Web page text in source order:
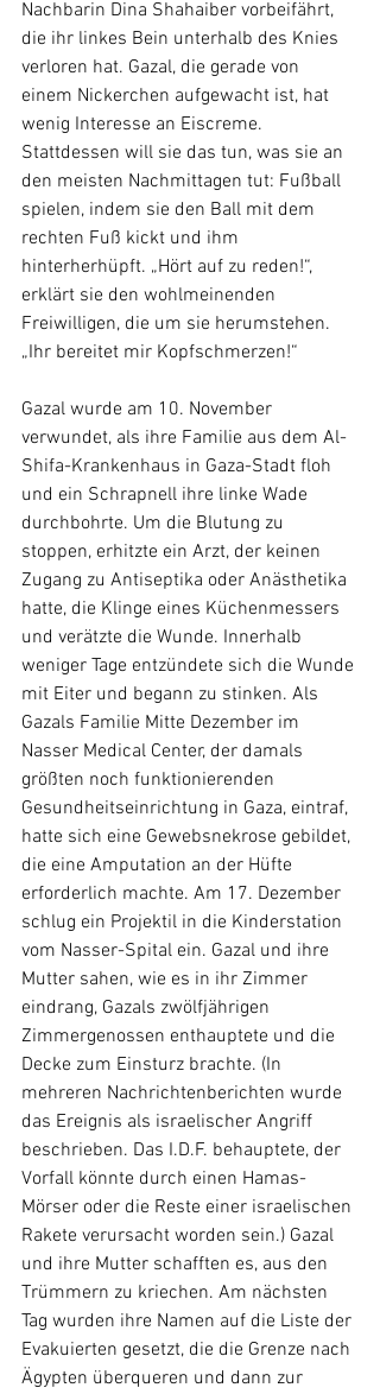
Nachbarin Dina Shahaiber vorbeifährt,
die ihr linkes Bein unterhalb des Knies
verloren hat. Gazal, die gerade von
einem Nickerchen aufgewacht ist, hat
wenig Interesse an Eiscreme.
Stattdessen will sie das tun, was sie an
den meisten Nachmittagen tut: Fußball
spielen, indem sie den Ball mit dem
rechten Fuß kickt und ihm
hinterherhüpft. „Hört auf zu reden!“,
erklärt sie den wohlmeinenden
Freiwilligen, die um sie herumstehen.
„Ihr bereitet mir Kopfschmerzen!“
Gazal wurde am 10. November
verwundet, als ihre Familie aus dem Al-
Shifa-Krankenhaus in Gaza-Stadt floh
und ein Schrapnell ihre linke Wade
durchbohrte. Um die Blutung zu
stoppen, erhitzte ein Arzt, der keinen
Zugang zu Antiseptika oder Anästhetika
hatte, die Klinge eines Küchenmessers
und verätzte die Wunde. Innerhalb
weniger Tage entzündete sich die Wunde
mit Eiter und begann zu stinken. Als
Gazals Familie Mitte Dezember im
Nasser Medical Center, der damals
größten noch funktionierenden
Gesundheitseinrichtung in Gaza, eintraf,
hatte sich eine Gewebsnekrose gebildet,
die eine Amputation an der Hüfte
erforderlich machte. Am 17. Dezember
schlug ein Projektil in die Kinderstation
vom Nasser-Spital ein. Gazal und ihre
Mutter sahen, wie es in ihr Zimmer
eindrang, Gazals zwölfjährigen
Zimmergenossen enthauptete und die
Decke zum Einsturz brachte. (In
mehreren Nachrichtenberichten wurde
das Ereignis als israelischer Angriff
beschrieben. Das I.D.F. behauptete, der
Vorfall könnte durch einen Hamas-
Mörser oder die Reste einer israelischen
Rakete verursacht worden sein.) Gazal
und ihre Mutter schafften es, aus den
Trümmern zu kriechen. Am nächsten
Tag wurden ihre Namen auf die Liste der
Evakuierten gesetzt, die die Grenze nach
Ägypten überqueren und dann zur